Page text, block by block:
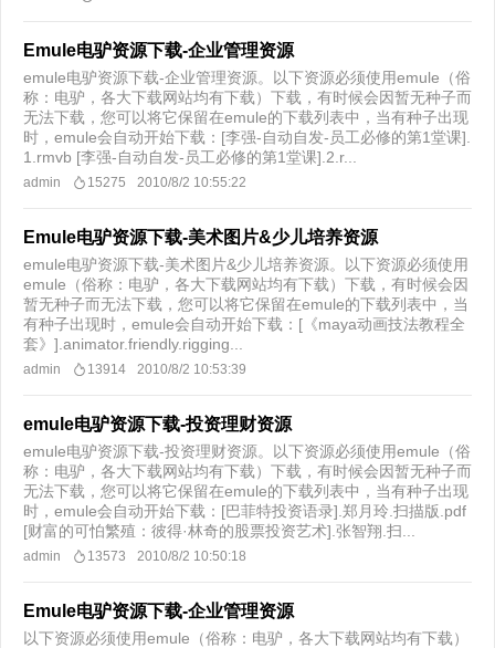
Emule电驴资源下载-企业管理资源
emule电驴资源下载-企业管理资源。以下资源必须使用emule（俗
称：电驴，各大下载网站均有下载）下载，有时候会因暂无种子而
无法下载，您可以将它保留在emule的下载列表中，当有种子出现
时，emule会自动开始下载：[李强-自动自发-员工必修的第1堂课].
1.rmvb [李强-自动自发-员工必修的第1堂课].2.r...
admin 15275 2010/8/2 10:55:22
Emule电驴资源下载-美术图片&少儿培养资源
emule电驴资源下载-美术图片&少儿培养资源。以下资源必须使用
emule（俗称：电驴，各大下载网站均有下载）下载，有时候会因
暂无种子而无法下载，您可以将它保留在emule的下载列表中，当
有种子出现时，emule会自动开始下载：[《maya动画技法教程全
套》].animator.friendly.rigging...
admin 13914 2010/8/2 10:53:39
emule电驴资源下载-投资理财资源
emule电驴资源下载-投资理财资源。以下资源必须使用emule（俗
称：电驴，各大下载网站均有下载）下载，有时候会因暂无种子而
无法下载，您可以将它保留在emule的下载列表中，当有种子出现
时，emule会自动开始下载：[巴菲特投资语录].郑月玲.扫描版.pdf
[财富的可怕繁殖：彼得·林奇的股票投资艺术].张智翔.扫...
admin 13573 2010/8/2 10:50:18
Emule电驴资源下载-企业管理资源
以下资源必须使用emule（俗称：电驴，各大下载网站均有下载）